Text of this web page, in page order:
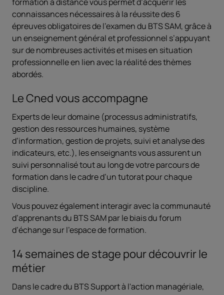
connaissances nécessaires à la réussite des 6
épreuves obligatoires de l’examen du BTS SAM, grâce à
un enseignement général et professionnel s’appuyant
sur de nombreuses activités et mises en situation
professionnelle en lien avec la réalité des thèmes
abordés.
Le Cned vous accompagne
Experts de leur domaine (processus administratifs,
gestion des ressources humaines, système
d’information, gestion de projets, suivi et analyse des
indicateurs, etc.), les enseignants vous assurent un
suivi personnalisé tout au long de votre parcours de
formation dans le cadre d’un tutorat pour chaque
discipline.
Vous pouvez également interagir avec la communauté
d’apprenants du BTS SAM par le biais du forum
d’échange sur l’espace de formation.
14 semaines de stage pour découvrir le
métier
Dans le cadre du BTS Support à l'action managériale,